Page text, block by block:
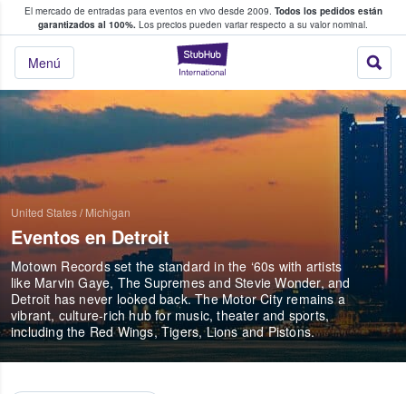
El mercado de entradas para eventos en vivo desde 2009. Todos los pedidos están
garantizados al 100%. Los precios pueden variar respecto a su valor nominal.
StubHub:
Menú
y venta de entradas entre fans
United States/ Michigan
Eventos en Detroit
Motown Records set the standard in the ‘60s with artists
like Marvin Gaye, The Supremes and Stevie Wonder, and
Detroit has never looked back. The Motor City remains a
vibrant, culture-rich hub for music, theater and sports,
including the Red Wings, Tigers, Lions and Pistons.